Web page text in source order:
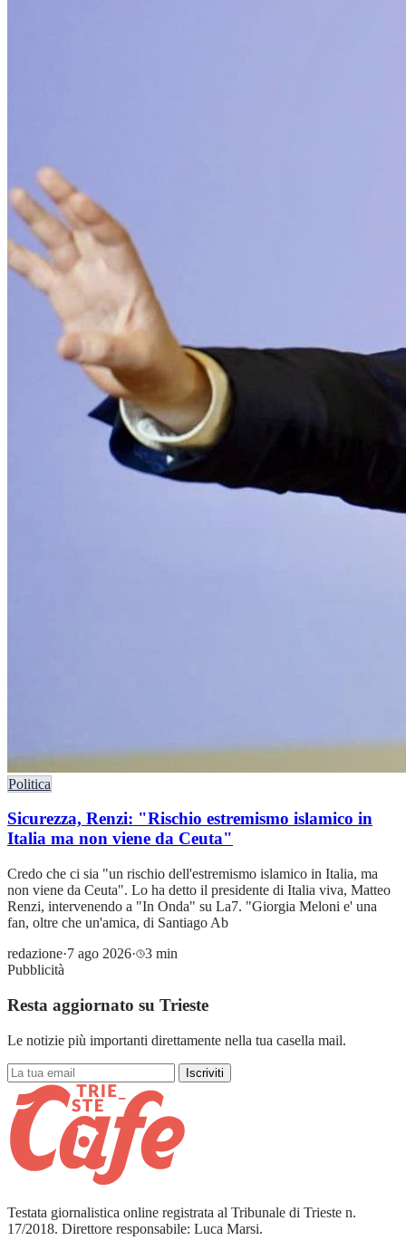
Politica
Sicurezza, Renzi: "Rischio estremismo islamico in
Italia ma non viene da Ceuta"
Credo che ci sia "un rischio dell'estremismo islamico in Italia, ma
non viene da Ceuta". Lo ha detto il presidente di Italia viva, Matteo
Renzi, intervenendo a "In Onda" su La7. "Giorgia Meloni e' una
fan, oltre che un'amica, di Santiago Ab
redazione·7 ago 2026·
3 min
Pubblicità
Resta aggiornato su Trieste
Le notizie più importanti direttamente nella tua casella mail.
Iscriviti
Testata giornalistica online registrata al Tribunale di Trieste n.
17/2018. Direttore responsabile: Luca Marsi.